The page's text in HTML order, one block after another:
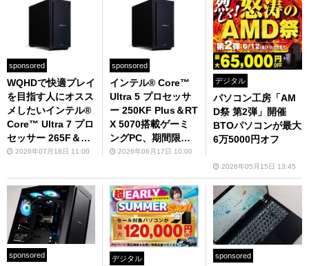
sponsored
WQHDで快適プレイ
を目指す人にオスス
メしたいインテル®
Core™ Ultra 7 プロ
セッサー 265F＆RT
X 5070/5070 Ti搭載
2026年07月18日 11:00
sponsored
インテル® Core™
Ultra 5 プロセッサ
ー 250KF Plus＆RT
X 5070搭載ゲーミ
ングPC、期間限定
で電源ユニットを85
レード
2026年06月17日 10:00
デジタル
パソコン工房「AM
D祭 第2弾」開催
BTOパソコンが最大
6万5000円オフ
2026年05月15日 13:45
sponsored デジタル sponsored